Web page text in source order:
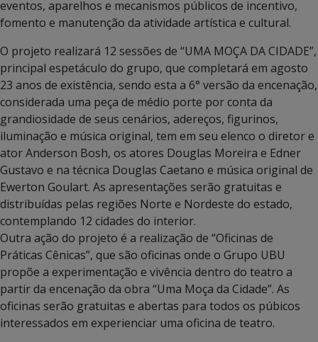
eventos, aparelhos e mecanismos públicos de incentivo,
fomento e manutenção da atividade artística e cultural.
O projeto realizará 12 sessões de “UMA MOÇA DA CIDADE”,
principal espetáculo do grupo, que completará em agosto
23 anos de existência, sendo esta a 6° versão da encenação,
considerada uma peça de médio porte por conta da
grandiosidade de seus cenários, adereços, figurinos,
iluminação e música original, tem em seu elenco o diretor e
ator Anderson Bosh, os atores Douglas Moreira e Edner
Gustavo e na técnica Douglas Caetano e música original de
Ewerton Goulart. As apresentações serão gratuitas e
distribuídas pelas regiões Norte e Nordeste do estado,
contemplando 12 cidades do interior.
Outra ação do projeto é a realização de “Oficinas de
Práticas Cênicas”, que são oficinas onde o Grupo UBU
propõe a experimentação e vivência dentro do teatro a
partir da encenação da obra “Uma Moça da Cidade”. As
oficinas serão gratuitas e abertas para todos os púbicos
interessados em experienciar uma oficina de teatro.